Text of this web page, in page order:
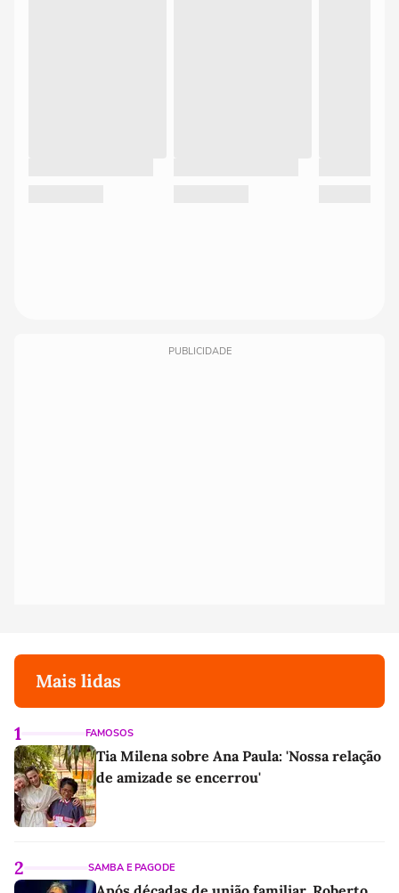
PUBLICIDADE
Mais lidas
1 FAMOSOS
Tia Milena sobre Ana Paula: 'Nossa relação
de amizade se encerrou'
2 SAMBA E PAGODE